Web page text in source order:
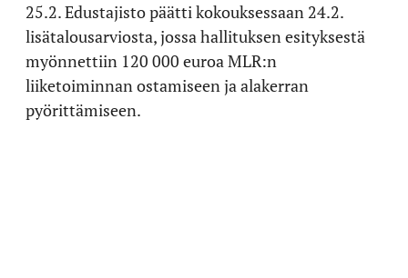
25.2. Edustajisto päätti kokouksessaan 24.2.
lisätalousarviosta, jossa hallituksen esityksestä
myönnettiin 120 000 euroa MLR:n
liiketoiminnan ostamiseen ja alakerran
pyörittämiseen.